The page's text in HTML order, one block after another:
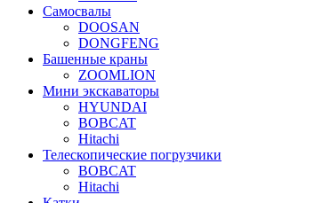
Самосвалы
DOOSAN
DONGFENG
Башенные краны
ZOOMLION
Мини экскаваторы
HYUNDAI
BOBCAT
Hitachi
Телескопические погрузчики
BOBCAT
Hitachi